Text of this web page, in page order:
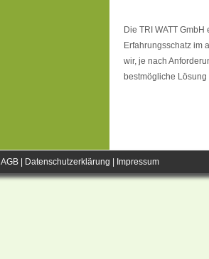
Die TRI WATT
Erfahrungsschatz im
wir, je nach
bestmögliche
AGB Datenschutzerklärung Impressum